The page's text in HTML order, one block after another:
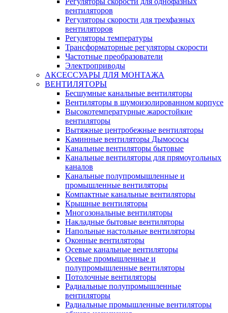
вентиляторов
Регуляторы скорости для трехфазных
вентиляторов
Регуляторы температуры
Трансформаторные регуляторы скорости
Частотные преобразователи
Электроприводы
АКСЕССУАРЫ ДЛЯ МОНТАЖА
ВЕНТИЛЯТОРЫ
Бесшумные канальные вентиляторы
Вентиляторы в шумоизолированном корпусе
Высокотемпературные жаростойкие
вентиляторы
Вытяжные центробежные вентиляторы
Каминные вентиляторы Дымососы
Канальные вентиляторы бытовые
Канальные вентиляторы для прямоугольных
каналов
Канальные полупромышленные и
промышленные вентиляторы
Компактные канальные вентиляторы
Крышные вентиляторы
Многозональные вентиляторы
Накладные бытовые вентиляторы
Напольные настольные вентиляторы
Оконные вентиляторы
Осевые канальные вентиляторы
Осевые промышленные и
полупромышленные вентиляторы
Потолочные вентиляторы
Радиальные полупромышленные
вентиляторы
Радиальные промышленные вентиляторы